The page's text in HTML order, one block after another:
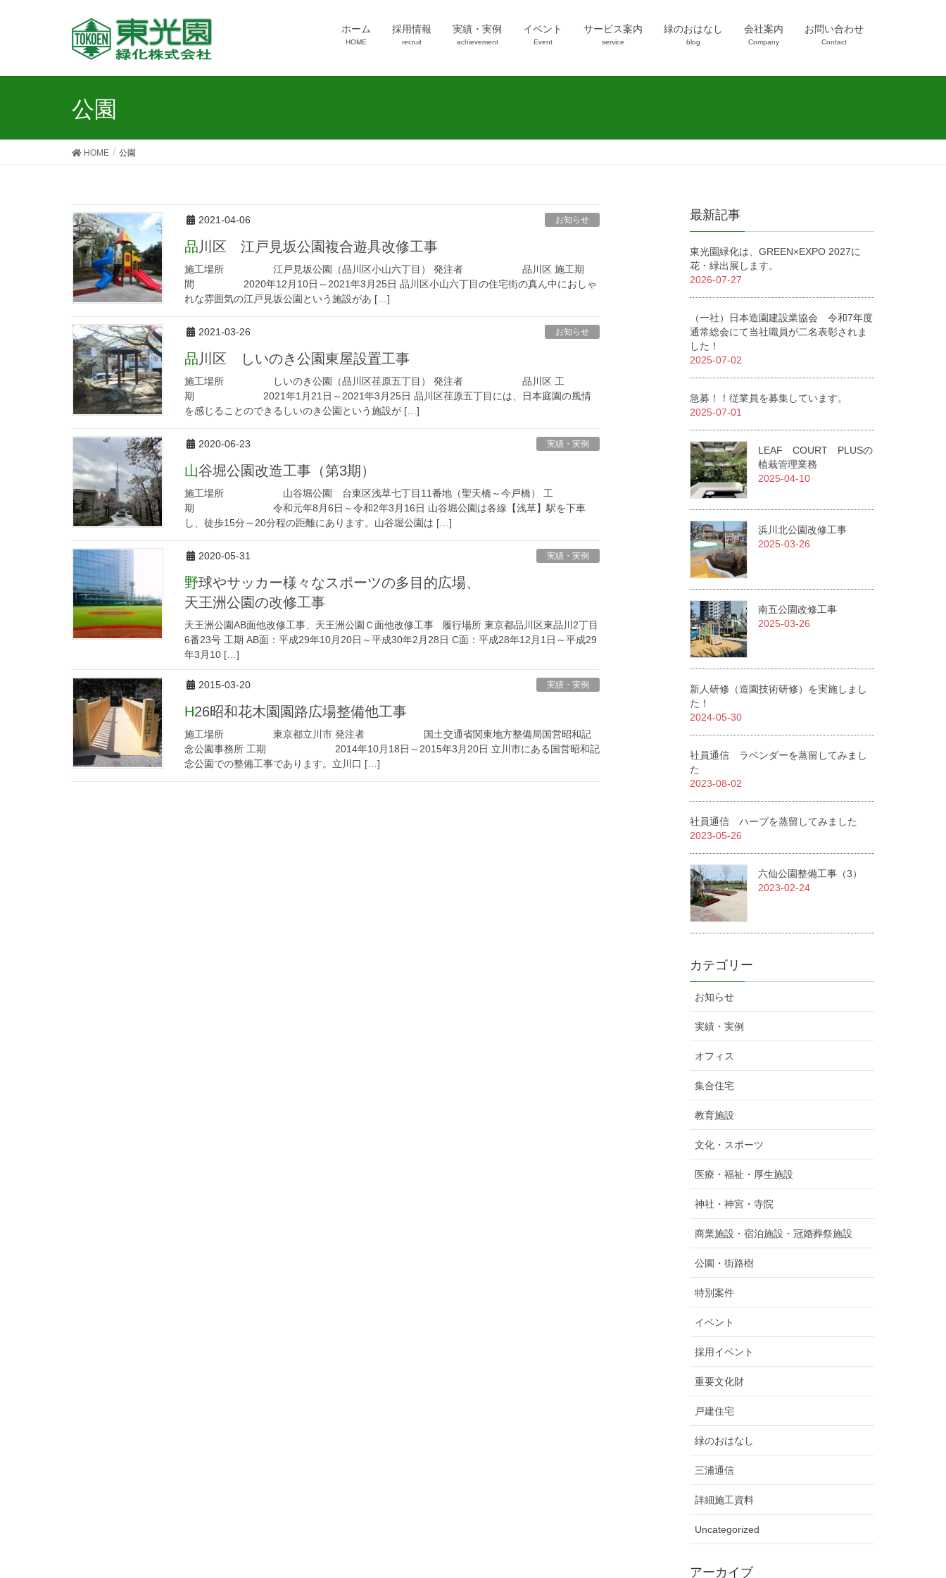
ホーム
HOME
採用情報
recruit
実績・実例
achievement
イベント
Event
サービス案内
service
緑のおはなし
blog
会社案内
Company
お問い合わせ
Contact
公園
HOME 公園
2021-04-06 お知らせ
品川区 江戸見坂公園複合遊具改修工事
施工場所 江戸見坂公園（品川区小山六丁目） 発注者 品川区 施工期
間 2020年12月10日～2021年3月25日 品川区小山六丁目の住宅街の真ん中におしゃ
れな雰囲気の江戸見坂公園という施設があ […]
2021-03-26 お知らせ
品川区 しいのき公園東屋設置工事
施工場所 しいのき公園（品川区荏原五丁目） 発注者 品川区 工
期 2021年1月21日～2021年3月25日 品川区荏原五丁目には、日本庭園の風情
を感じることのできるしいのき公園という施設が […]
2020-06-23 実績・実例
山谷堀公園改造工事（第3期）
施工場所 山谷堀公園 台東区浅草七丁目11番地（聖天橋～今戸橋） 工
期 令和元年8月6日～令和2年3月16日 山谷堀公園は各線【浅草】駅を下車
し、徒歩15分～20分程の距離にあります。山谷堀公園は […]
2020-05-31 実績・実例
野球やサッカー様々なスポーツの多目的広場、
天王洲公園の改修工事
天王洲公園AB面他改修工事、天王洲公園Ｃ面他改修工事 履行場所 東京都品川区東品川2丁目
6番23号 工期 AB面：平成29年10月20日～平成30年2月28日 C面：平成28年12月1日～平成29
年3月10 […]
2015-03-20 実績・実例
H26昭和花木園園路広場整備他工事
施工場所 東京都立川市 発注者 国土交通省関東地方整備局国営昭和記
念公園事務所 工期 2014年10月18日～2015年3月20日 立川市にある国営昭和記
念公園での整備工事であります。立川口 […]
最新記事
東光園緑化は、GREEN×EXPO 2027に
花・緑出展します。
2026-07-27
（一社）日本造園建設業協会 令和7年度
通常総会にて当社職員が二名表彰されま
した！
2025-07-02
急募！！従業員を募集しています。
2025-07-01
LEAF COURT PLUSの
植栽管理業務
2025-04-10
浜川北公園改修工事
2025-03-26
南五公園改修工事
2025-03-26
新人研修（造園技術研修）を実施しまし
た！
2024-05-30
社員通信 ラベンダーを蒸留してみまし
た
2023-08-02
社員通信 ハーブを蒸留してみました
2023-05-26
六仙公園整備工事（3）
2023-02-24
カテゴリー
お知らせ
実績・実例
オフィス
集合住宅
教育施設
文化・スポーツ
医療・福祉・厚生施設
神社・神宮・寺院
商業施設・宿泊施設・冠婚葬祭施設
公園・街路樹
特別案件
イベント
採用イベント
重要文化財
戸建住宅
緑のおはなし
三浦通信
詳細施工資料
Uncategorized
アーカイブ